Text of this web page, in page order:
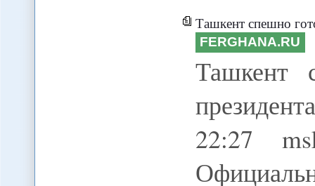
Ташкент спешно
FERGHANA.RU
Ташкент
22:27